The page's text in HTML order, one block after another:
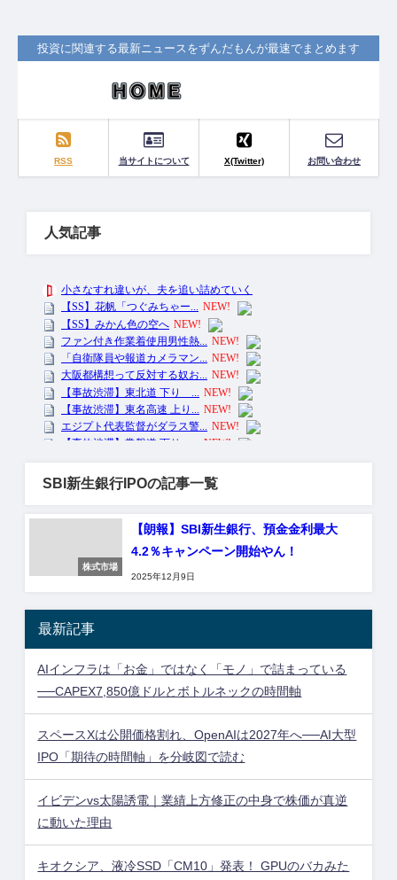
投資に関連する最新ニュースをずんだもんが最速でまとめます
RSS 当サイトについて X(Twitter) お問い合わせ
人気記事
SBI新生銀行IPOの記事一覧
株式市場
【朗報】SBI新生銀行、預金金利最大
4.2％キャンペーン開始やん！
2025年12月9日
最新記事
AIインフラは「お金」ではなく「モノ」で詰まっている
──CAPEX7,850億ドルとボトルネックの時間軸
スペースXは公開価格割れ、OpenAIは2027年へ──AI大型
IPO「期待の時間軸」を分岐図で読む
イビデンvs太陽誘電｜業績上方修正の中身で株価が真逆
に動いた理由
キオクシア、液冷SSD「CM10」発表！ GPUのバカみた